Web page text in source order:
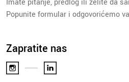
Imate pitanje, predlog ili želite da
Popunite formular i odgovorićemo
Zapratite nas